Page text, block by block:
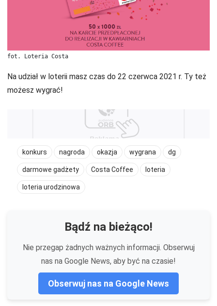
fot. Loteria Costa
Na udział w loterii masz czas do 22 czerwca 2021 r. Ty też
możesz wygrać!
konkurs nagroda okazja wygrana dg
darmowe gadżety Costa Coffee loteria
loteria urodzinowa
Bądź na bieżąco!
Nie przegap żadnych ważnych informacji. Obserwuj
nas na Google News, aby być na czasie!
Obserwuj nas na Google News